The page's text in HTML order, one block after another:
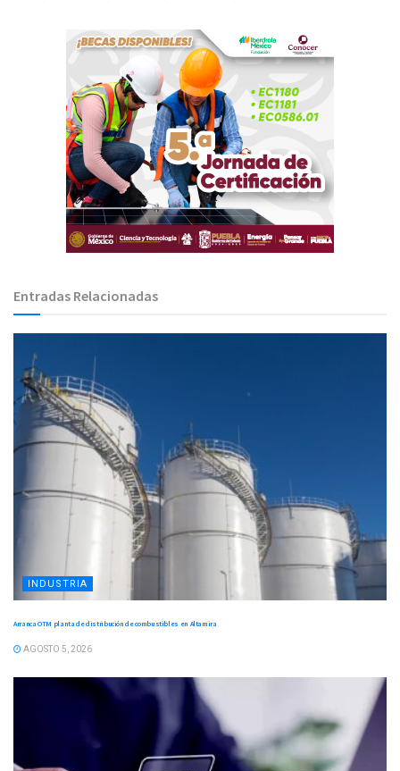
Entradas Relacionadas
INDUSTRIA
Arranca OTM planta de distribución de combustibles en Altamira
AGOSTO 5, 2026